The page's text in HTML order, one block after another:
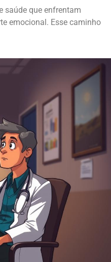
saúde que enfrentam
emocional. Esse caminho